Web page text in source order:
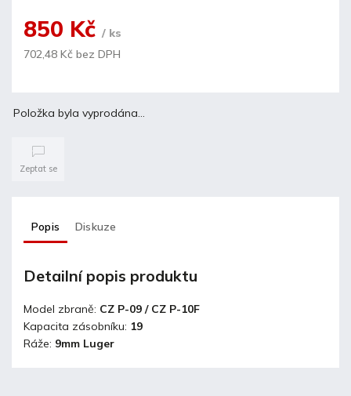
850 Kč / ks
702,48 Kč bez DPH
Položka byla vyprodána…
Zeptat se
Popis Diskuze
Detailní popis produktu
Model zbraně: CZ P-09 / CZ P-10F
Kapacita zásobníku: 19
Ráže: 9mm Luger